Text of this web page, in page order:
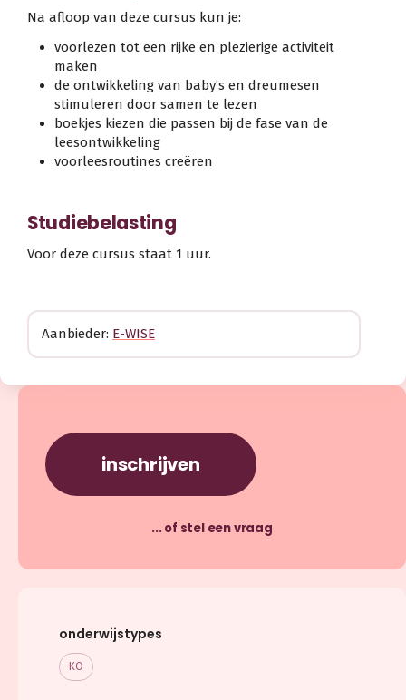
Na afloop van deze cursus kun je:
voorlezen tot een rijke en plezierige activiteit
maken
de ontwikkeling van baby’s en dreumesen
stimuleren door samen te lezen
boekjes kiezen die passen bij de fase van de
leesontwikkeling
voorleesroutines creëren
Studiebelasting
Voor deze cursus staat 1 uur.
Aanbieder: E-WISE
inschrijven
... of stel een vraag
onderwijstypes
KO